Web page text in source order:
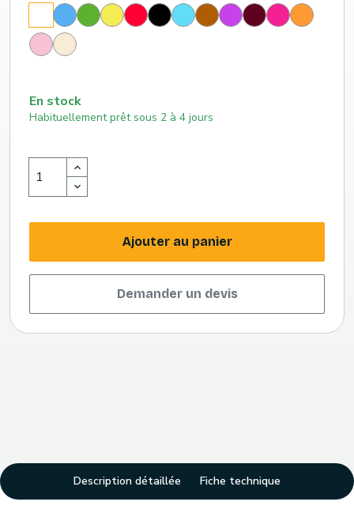
BlancBleuVert JauneRougeNoir Bleu
clair
MarronVioletBordeaux
RoseOrange
Rose
pâle
Crème
En stock
Habituellement prêt sous 2 à 4 jours
Ajouter au panier
Demander un devis
Description détaillée Fiche technique